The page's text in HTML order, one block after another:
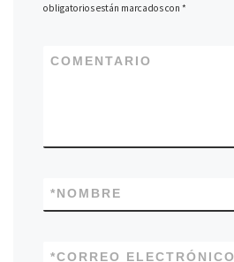
obligatorios están marcados con*
COMENTARIO
NOMBRE
*
CORREO ELECTRÓNICO
*